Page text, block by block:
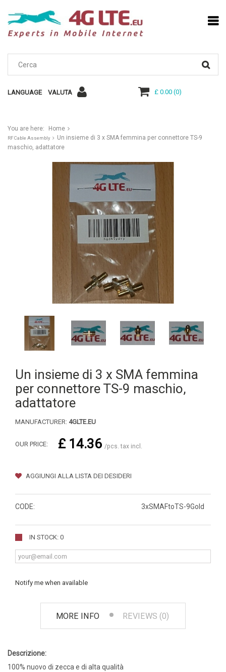
LANGUAGE VALUTA £ 0.00(0)
You are here: Home
RF Cable Assembly
Un insieme di 3 x SMA femmina per connettore TS-9
maschio, adattatore
Un insieme di 3 x SMA femmina
per connettore TS-9 maschio,
adattatore
MANUFACTURER: 4GLTE.EU
OUR PRICE: £ 14.36 /pcs. tax incl.
AGGIUNGI ALLA LISTA DEI DESIDERI
CODE: 3xSMAFtoTS-9Gold
IN STOCK: 0
Notify me when available
MORE INFO REVIEWS (0)
Descrizione:
100% nuovo di zecca e di alta qualità